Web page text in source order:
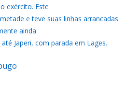
exército. Este
e teve suas linhas arrancadas
ainda
Japeri, com parada em Lages.